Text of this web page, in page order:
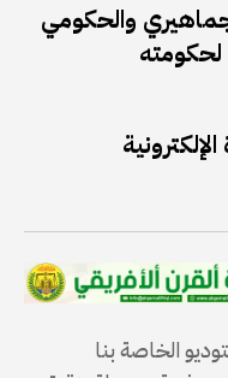
والحكومي
لحكومته
الخاصة بنا